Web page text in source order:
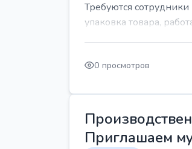
Требуются
упаковка товара,
0 просмотров
Приглашаем